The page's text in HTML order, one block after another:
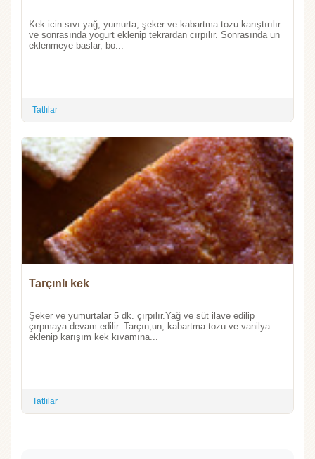
Kek icin sıvı yağ, yumurta, şeker ve kabartma tozu karıştırılır
ve sonrasında yogurt eklenip tekrardan cırpılır. Sonrasında un
eklenmeye baslar, bo...
Tatlılar
Tarçınlı kek
Şeker ve yumurtalar 5 dk. çırpılır.Yağ ve süt ilave edilip
çırpmaya devam edilir. Tarçın,un, kabartma tozu ve vanilya
eklenip karışım kek kıvamına...
Tatlılar